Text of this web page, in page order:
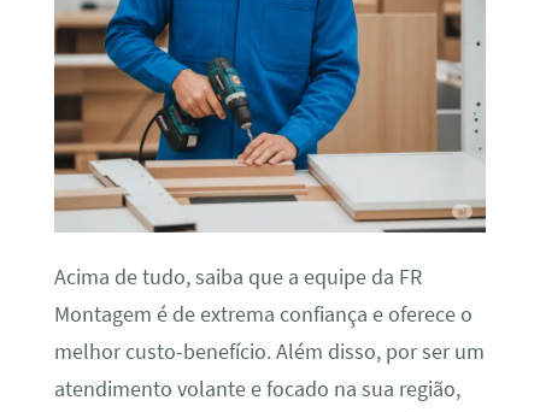
Acima de tudo, saiba que a equipe da FR
Montagem é de extrema confiança e oferece o
melhor custo-benefício. Além disso, por ser um
atendimento volante e focado na sua região,